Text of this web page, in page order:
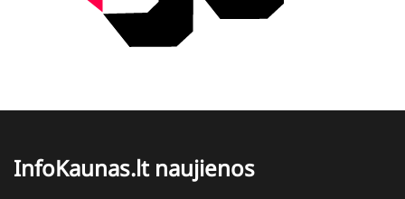
InfoKaunas.lt naujienos